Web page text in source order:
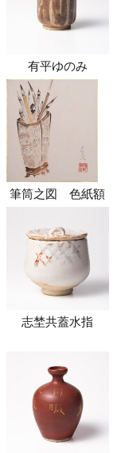
有平ゆのみ
筆筒之図 色紙額
志埜共蓋水指